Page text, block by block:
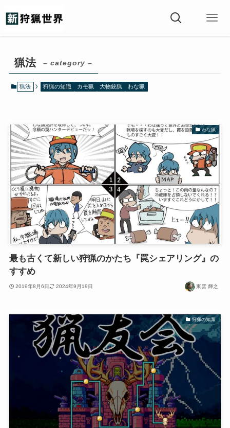
猟法 – category –
猟法 狩猟の知識 カモ猟 大物銃猟 わな猟
わな猟
最も古くて新しい狩猟のかたち『罠シェアリング』の
すすめ
2019年8月6日 2024年9月19日 東雲 輝之
狩猟の知識